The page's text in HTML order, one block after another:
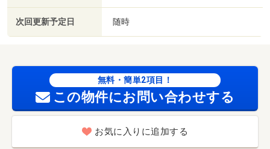
次回更新予定日 随時
無料・簡単2項目！
この物件にお問い合わせする
お気に入りに追加する